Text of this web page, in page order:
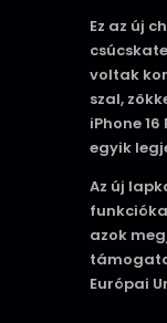
Ez az új
voltak
szal,
iPhone
egyik
Az új
azok
Európai